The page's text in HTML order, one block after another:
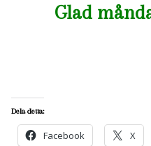
Glad
Dela detta:
Facebook X